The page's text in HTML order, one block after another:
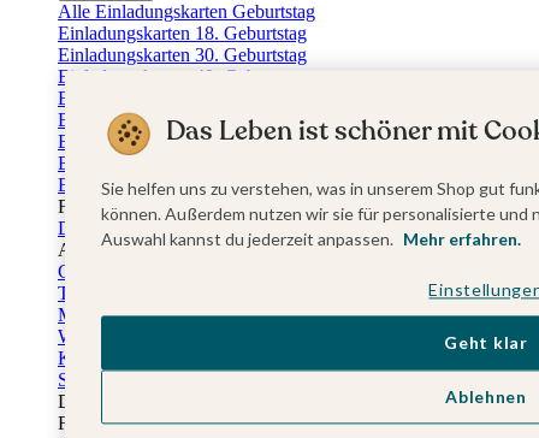
Alle Einladungskarten Geburtstag
Einladungskarten 18. Geburtstag
Einladungskarten 30. Geburtstag
Einladungskarten 40. Geburtstag
Einladungskarten 50. Geburtstag
Einladungskarten 60. Geburtstag
Einladungskarten 70. Geburtstag
Einladungskarten 80. Geburtstag
Einladungskarten 90. Geburtstag
Für jedes Alter
Doppelgeburtstag Einladungen
Alle Geburtstagsextras
Gästebücher Geburtstag
Tischkarten Geburtstag
Menükarten Geburtstag
Weinetiketten Geburtstag
Kartenbox Geburtstag
Save the Date Karten
Dankeskarten Geburtstag
Fotobuch Geburtstag
Das Leben ist schöner mit
Sie helfen uns zu verstehen, was in unserem Shop gut
können. Außerdem nutzen wir sie für personalisierte
Auswahl kannst du jederzeit anpassen. Mehr erfahren.
Ablehnen
Geht klar